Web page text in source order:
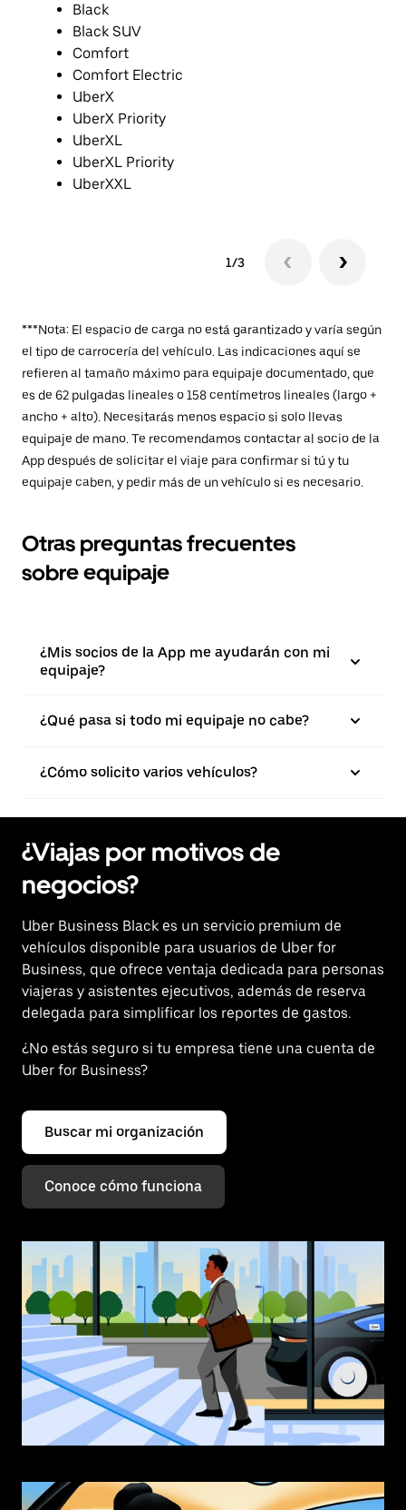
Black
Black SUV
Comfort
Comfort Electric
UberX
UberX Priority
UberXL
UberXL Priority
UberXXL
1/3
***Nota: El espacio de carga no está garantizado y varía según
el tipo de carrocería del vehículo. Las indicaciones aquí se
refieren al tamaño máximo para equipaje documentado, que
es de 62 pulgadas lineales o 158 centímetros lineales (largo +
ancho + alto). Necesitarás menos espacio si solo llevas
equipaje de mano. Te recomendamos contactar al socio de la
App después de solicitar el viaje para confirmar si tú y tu
equipaje caben, y pedir más de un vehículo si es necesario.
Otras preguntas frecuentes
sobre equipaje
¿Mis socios de la App me ayudarán con mi
equipaje?
¿Qué pasa si todo mi equipaje no cabe?
¿Cómo solicito varios vehículos?
¿Viajas por motivos de
negocios?
Uber Business Black es un servicio premium de
vehículos disponible para usuarios de Uber for
Business, que ofrece ventaja dedicada para personas
viajeras y asistentes ejecutivos, además de reserva
delegada para simplificar los reportes de gastos.
¿No estás seguro si tu empresa tiene una cuenta de
Uber for Business?
Buscar mi organización
Conoce cómo funciona